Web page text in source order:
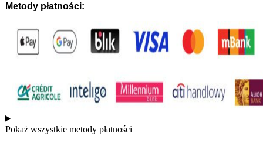
Metody płatności:
Pokaż wszystkie metody płatności